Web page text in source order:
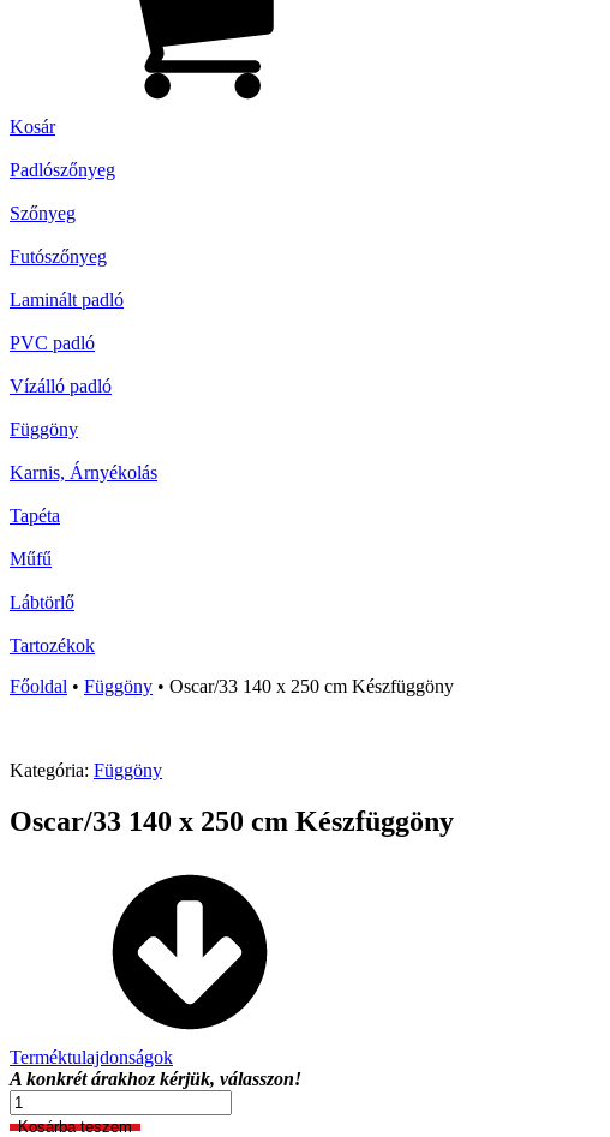
Kosár
Padlószőnyeg
Szőnyeg
Futószőnyeg
Laminált padló
PVC padló
Vízálló padló
Függöny
Karnis, Árnyékolás
Tapéta
Műfű
Lábtörlő
Tartozékok
Főoldal • Függöny • Oscar/33 140 x 250 cm Készfüggöny
Kategória: Függöny
Oscar/33 140 x 250 cm Készfüggöny
Terméktulajdonságok
A konkrét árakhoz kérjük, válasszon!
Oscar/33
140
Kosárba teszem